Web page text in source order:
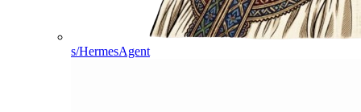
s/HermesAgent